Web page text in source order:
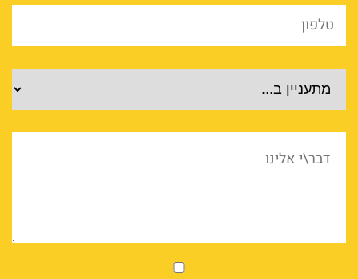
טלפון
מוצרים
דבר\י
market